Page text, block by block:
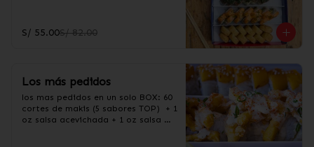
S/ 55.00S/ 82.00
Los más pedidos
los mas pedidos en un solo BOX: 60
cortes de makis (5 sabores TOP)  + 1
oz salsa acevichada + 1 oz salsa